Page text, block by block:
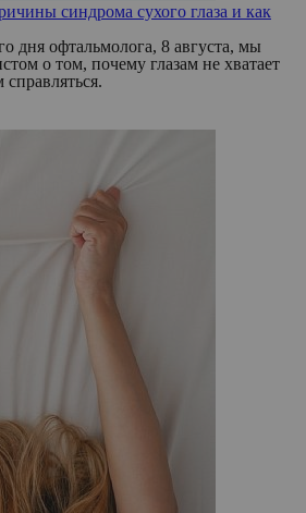
синдрома сухого глаза и как
дня офтальмолога, 8 августа, мы
о том, почему глазам не хватает